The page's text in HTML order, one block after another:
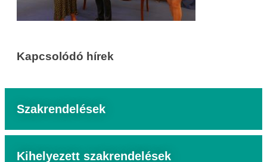
Kapcsolódó hírek
Szakrendelések
Kihelyezett szakrendelések